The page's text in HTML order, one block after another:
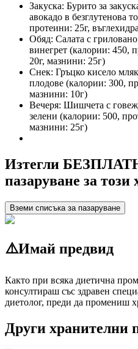
Закуска: Бурито за
авокадо в безглутенова
протеини: 25г,
Обяд: Салата с
винегрет (калории: 450,
20г, мазнини: 25г)
Снек: Гръцко кисело
плодове (калории: 300,
мазнини: 10г)
Вечеря: Шишчета с
зелени (калории: 500,
мазнини: 25г)
Изтегли
пазаруване за
Вземи списъка за пазаруване
⚠️Имай предвид
Както при всяка диетична
консултираш със здравен
диетолог, преди да промениш
Други хранителни